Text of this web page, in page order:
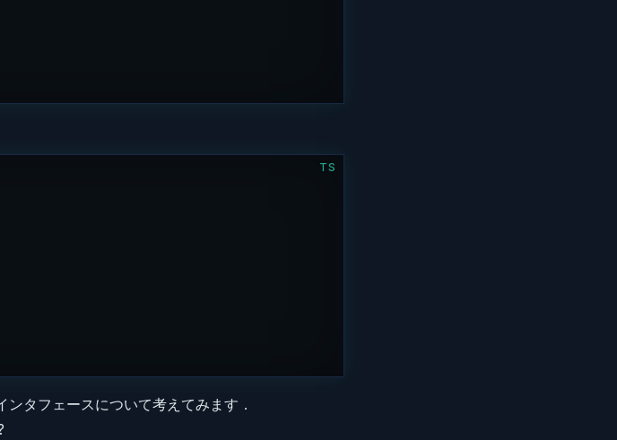
TS
タフェースについて考えてみます．